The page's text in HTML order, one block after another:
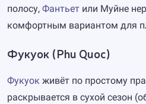
полосу, Фантьет или Муйне
комфортным вариантом для
Фукуок (Phu Quoc)
Фукуок живёт по простому
раскрывается в сухой сезон